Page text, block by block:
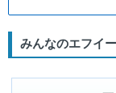
みんなのエフイ